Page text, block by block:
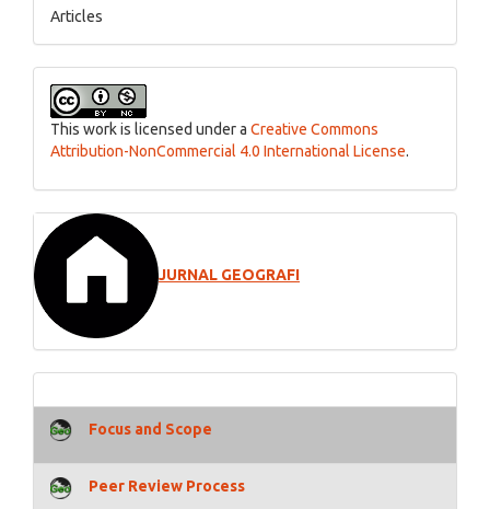
Articles
This work is licensed under a Creative Commons
Attribution-NonCommercial 4.0 International License.
JURNAL GEOGRAFI
Focus and Scope
Peer Review Process